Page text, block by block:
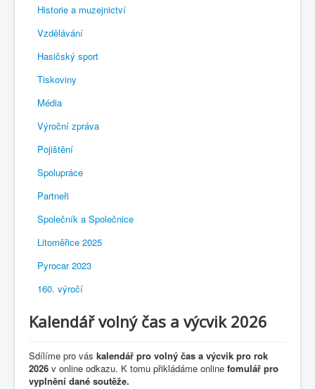
Historie a muzejnictví
Vzdělávání
Hasičský sport
Tiskoviny
Média
Výroční zpráva
Pojištění
Spolupráce
Partneři
Společník a Společnice
Litoměřice 2025
Pyrocar 2023
160. výročí
Kalendář volný čas a výcvik 2026
Sdílíme pro vás kalendář pro volný čas a výcvik pro rok
2026 v online odkazu. K tomu přikládáme online fomulář pro
vyplnění dané soutěže.